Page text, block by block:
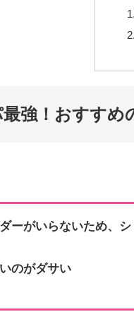
最強！おすすめ
ーがいらないため、
のがダサい